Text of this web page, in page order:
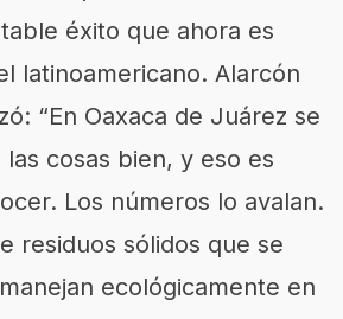
éxito que ahora es
latinoamericano. Alarcón
“En Oaxaca de Juárez se
cosas bien, y eso es
Los números lo avalan.
residuos sólidos que se
ecológicamente en